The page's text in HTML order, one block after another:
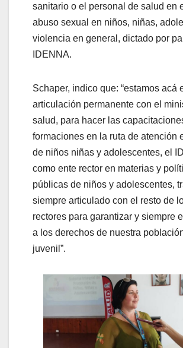
sanitario o el personal de salud en
abuso sexual en niños, niñas,
violencia en general, dictado por
IDENNA.
Schaper, indico que: “estamos acá
articulación permanente con el
salud, para hacer las
formaciones en la ruta de atención
de niños niñas y adolescentes, el
como ente rector en materias y
públicas de niños y adolescentes,
siempre articulado con el resto de
rectores para garantizar y siempre
a los derechos de nuestra
juvenil”.